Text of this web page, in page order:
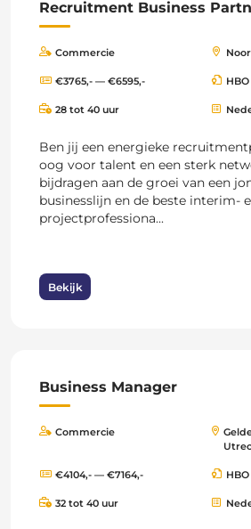
Recruitment Business
Commercie
€3765,- — €6595,- HBO
28 tot 40 uur
Ben jij een energieke
oog voor talent en een sterk
bijdragen aan de groei van een
businesslijn en de beste interim-
projectprofessiona...
Bekijk
Business Manager
Commercie
€4104,- — €7164,- HBO
32 tot 40 uur